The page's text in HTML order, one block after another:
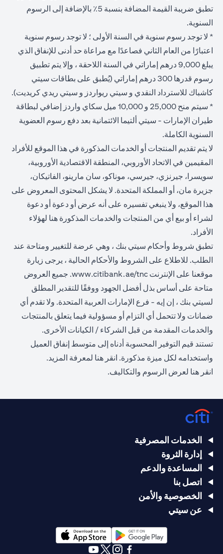
تطبق ضريبة القيمة المضافة بنسبة 5٪ بالإضافة إلى الرسوم
السنوية.
* لا توجد رسوم سنوية في السنة الأولى ؛ لا توجد رسوم سنوية
اعتبارًا من العام الثاني فصاعدًا مع مراعاة حد أدنى للإنفاق الذي
يبلغ 9,000 درهم إماراتي في السنة اللاحقة ، وإلا يتم تطبيق
رسوم قدرها 300 درهم إماراتي (يُطبق على بطاقات سيتي
كاشباك للاسترداد النقدي و سيتي ريواردز و سيتي ريدي كريديت).
* سيتم منح 25,000 و 10,000 ميل سكاي واردز إضافي لبطاقة
طيران الإمارات - سيتي ألتيما الائتمانية بعد دفع رسوم العضوية
السنوية الكاملة.
لا يتم تقديم المنتجات أو الخدمات المذكورة في هذا الموقع للأفراد
المقيمين في الاتحاد الأوروبي، المنطقة الاقتصادية الأوروبية،
سويسرا، جيرنزي، جيرسي، موناكو، سان مارينو، الفاتيكان،
جزيرة مان، أو المملكة المتحدة. لا يشكل المحتوى المعروض على
هذا الموقع، ولا ينبغي تفسيره على أنه عرض أو دعوة أو دعوة
لشراء أو بيع أي من المنتجات والخدمات المذكورة هنا لهؤلاء
الأفراد.
تطبق شروط وأحكام سيتي بنك ، وهي عرضة للتغيير ومتاحة عند
الطلب. للاطلاع على الشروط والأحكام الحالية ، يرجى زيارة
موقعنا على الإنترنت www.citibank.ae/tnc
(opens in a new tab). جميع العروض
متاحة على أساس بذل أفضل الجهود ووفقًا للتقدير المطلق
لسيتي بنك ، إن إيه - فرع الإمارات العربية المتحدة. ولا تقدم أي
ضمانات ولا تتحمل أي التزام أو مسؤولية فيما يتعلق بالمنتجات
والخدمات المقدمة من قبل الشركاء / الكيانات الأخرى.
تستند قيم التوفير المحسوبة أدناه إلى متوسط إنفاق العميل
واستخدامه لكل ميزة مذكورة. انقر هنا لمعرفة المزيد.
انقر هنا لعرض الرسوم والتكاليف.
الخدمات المصرفية
إدارة الثروة
المساعدة والدعم
اتصل بنا
الخصوصية والأمن
عن سيتي
(opens in a new tab)